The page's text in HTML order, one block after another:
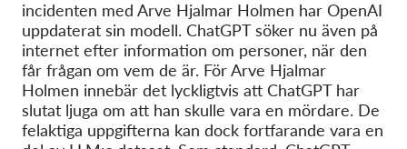
incidenten med Arve Hjalmar Holmen har OpenAI
uppdaterat sin modell. ChatGPT söker nu även på
internet efter information om personer, när den
får frågan om vem de är. För Arve Hjalmar
Holmen innebär det lyckligtvis att ChatGPT har
slutat ljuga om att han skulle vara en mördare. De
felaktiga uppgifterna kan dock fortfarande vara en